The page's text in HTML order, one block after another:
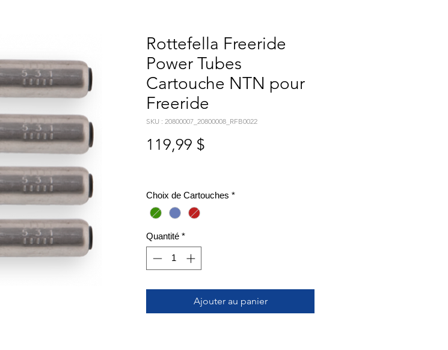
Rottefella Freeride
Power Tubes
Cartouche NTN pour
Freeride
SKU : 20800007_20800008_RFB0022
119,99 $
Choix de Cartouches *
Quantité *
Ajouter au panier